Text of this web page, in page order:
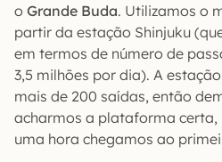
o Grande Buda. Utilizamos o
partir da estação Shinjuku
em termos de número de
3,5 milhões por dia). A
mais de 200 saídas, então
acharmos a plataforma certa,
uma hora chegamos ao